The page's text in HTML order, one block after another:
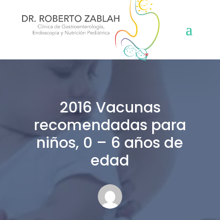
2016 Vacunas
recomendadas para
niños, 0 – 6 años de
edad